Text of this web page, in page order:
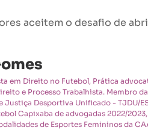
aceitem o desafio de
em Direito no Futebol, Prática
e Processo Trabalhista. Membro
Justiça Desportiva Unificado - TJDU/
Capixaba de advogadas 2022/
de Esportes Femininos da